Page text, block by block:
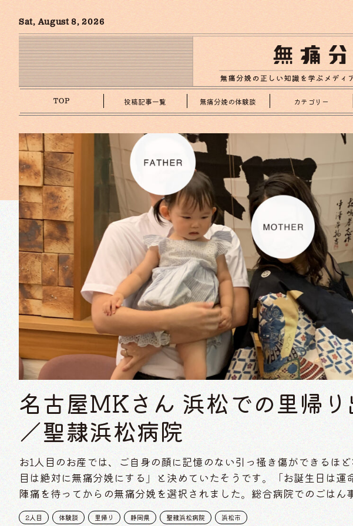
Sat, August 8, 2026
TOP 投稿記事一覧 無痛分娩の体験談 カテゴリー
名古屋MKさん 浜松での里帰
／聖隷浜松病院
お1人目のお産では、ご自身の顔に記憶のない引っ掻き傷ができるほ
目は絶対に無痛分娩にする」と決めていたそうです。「お誕生日は
陣痛を待ってからの無痛分娩を選択されました。総合病院でのごはん
2人目 体験談 里帰り 静岡県 聖隷浜松病院 浜松市